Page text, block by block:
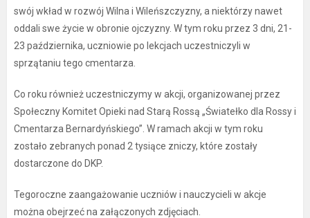
swój wkład w rozwój Wilna i Wileńszczyzny, a niektórzy nawet
oddali swe życie w obronie ojczyzny. W tym roku przez 3 dni, 21-
23 października, uczniowie po lekcjach uczestniczyli w
sprzątaniu tego cmentarza.
Co roku również uczestniczymy w akcji, organizowanej przez
Społeczny Komitet Opieki nad Starą Rossą „Światełko dla Rossy i
Cmentarza Bernardyńskiego”. W ramach akcji w tym roku
zostało zebranych ponad 2 tysiące zniczy, które zostały
dostarczone do DKP.
Tegoroczne zaangażowanie uczniów i nauczycieli w akcje
można obejrzeć na załączonych zdjęciach.